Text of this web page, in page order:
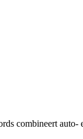
combineert auto-